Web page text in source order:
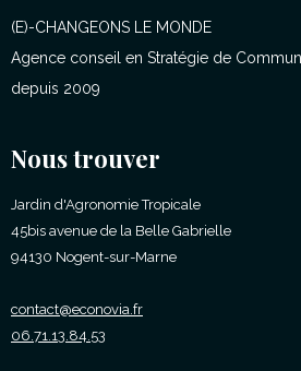
(E)-CHANGEONS LE MONDE
Agence conseil en Stratégie de
depuis 2009
Nous trouver
Jardin d'Agronomie Tropicale
45bis avenue de la Belle Gabrielle
94130 Nogent-sur-Marne
contact@econovia.fr
06.71.13.84.53